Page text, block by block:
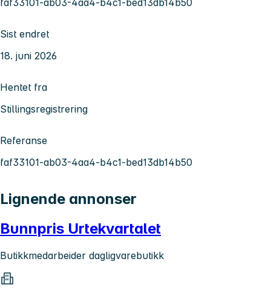
Sist endret
18. juni 2026
Hentet fra
Stillingsregistrering
Referanse
faf33101-ab03-4aa4-b4c1-bed13db14b50
Lignende annonser
Bunnpris Urtekvartalet
Butikkmedarbeider dagligvarebutikk